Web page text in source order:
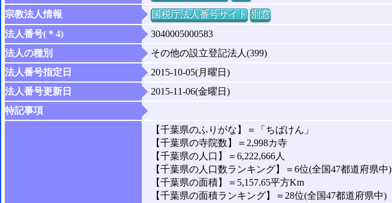
宗教法人情報
国税庁法人番号サイト 別窓
法人番号(＊4)
3040005000583
法人の種別
その他の設立登記法人(399)
法人番号指定日
2015-10-05(月曜日)
法人番号更新日
2015-11-06(金曜日)
特記事項
【千葉県のふりがな】＝「ちばけん」
【千葉県の寺院数】＝2,998カ寺
【千葉県の人口】＝6,222,666人
【千葉県の人口数ランキング】＝6位(全国47都道府県中)
【千葉県の面積】＝5,157.65平方Km
【千葉県の面積ランキング】＝28位(全国47都道府県中)